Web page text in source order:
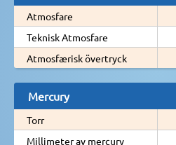
Atmosfare
Teknisk Atmosfare
Atmosfærisk övertryck
Mercury
Torr
Millimeter av mercury